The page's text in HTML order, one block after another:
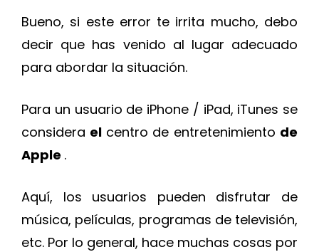
Bueno, si este error te irrita mucho, debo
decir que has venido al lugar adecuado
para abordar la situación.
Para un usuario de iPhone / iPad, iTunes se
considera el centro de entretenimiento de
Apple .
Aquí, los usuarios pueden disfrutar de
música, películas, programas de televisión,
etc. Por lo general, hace muchas cosas por